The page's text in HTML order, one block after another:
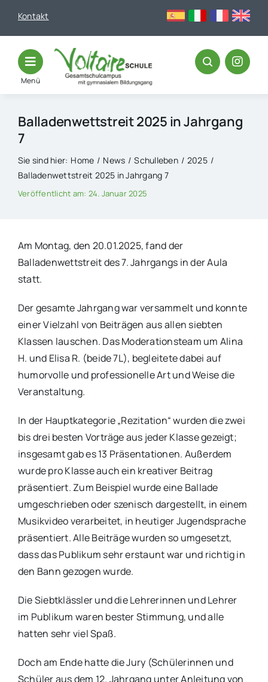
Kontakt
Menü
Balladenwettstreit 2025 in Jahrgang
7
Sie sind hier: Home News Schulleben
2025
Balladenwettstreit 2025 in Jahrgang 7
Veröffentlicht am: 24. Januar 2025
Am Montag, den 20.01.2025, fand der
Balladenwettstreit des 7. Jahrgangs in der Aula
statt.
Der gesamte Jahrgang war versammelt und konnte
einer Vielzahl von Beiträgen aus allen siebten
Klassen lauschen. Das Moderationsteam um Alina
H. und Elisa R. (beide 7L), begleitete dabei auf
humorvolle und professionelle Art und Weise die
Veranstaltung.
In der Hauptkategorie „Rezitation“ wurden die zwei
bis drei besten Vorträge aus jeder Klasse gezeigt;
insgesamt gab es 13 Präsentationen. Außerdem
wurde pro Klasse auch ein kreativer Beitrag
präsentiert. Zum Beispiel wurde eine Ballade
umgeschrieben oder szenisch dargestellt, in einem
Musikvideo verarbeitet, in heutiger Jugendsprache
präsentiert. Alle Beiträge wurden so umgesetzt,
dass das Publikum sehr erstaunt war und richtig in
den Bann gezogen wurde.
Die Siebtklässler und die Lehrerinnen und Lehrer
im Publikum waren bester Stimmung, und alle
hatten sehr viel Spaß.
Doch am Ende hatte die Jury (Schülerinnen und
Schüler aus dem 12. Jahrgang unter Anleitung von